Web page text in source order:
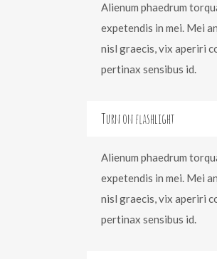
Alienum phaedrum
expetendis in mei. Mei
nisl graecis, vix aperiri
pertinax sensibus id.
Turn on flashlight
Alienum phaedrum
expetendis in mei. Mei
nisl graecis, vix aperiri
pertinax sensibus id.